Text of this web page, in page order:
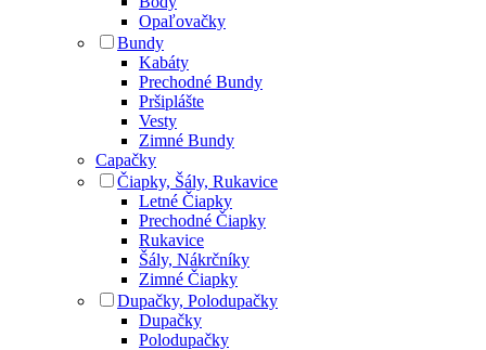
Opaľovačky
Bundy
Kabáty
Prechodné Bundy
Pršiplášte
Vesty
Zimné Bundy
Capačky
Čiapky, Šály, Rukavice
Letné Čiapky
Prechodné Čiapky
Rukavice
Šály, Nákrčníky
Zimné Čiapky
Dupačky, Polodupačky
Dupačky
Polodupačky